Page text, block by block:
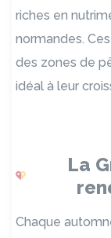
riches en
normandes.
des zones de
idéal à leur
La
Chaque